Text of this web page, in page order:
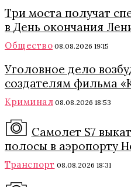
Три моста получат
в День окончания
Общество 08.08.2026 19:15
Уголовное дело
создателям фильма
Криминал 08.08.2026 18:53
Самолет S7
полосы в аэропорту
Транспорт 08.08.2026 18:31